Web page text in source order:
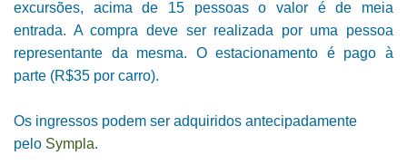
excursões, acima de 15 pessoas o valor é de meia
entrada. A compra deve ser realizada por uma pessoa
representante da mesma. O estacionamento é pago à
parte (R$35 por carro).
Os ingressos podem ser adquiridos antecipadamente
pelo Sympla.